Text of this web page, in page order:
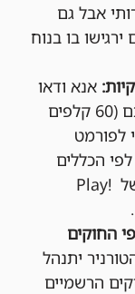
אבל גם
ירגישו בו בנוח
אנא ודאו
שהדק שלכם (60 קלפים
לפורמט
Standard לפי הכללים
העדכניים של Play!
החוקים
יתנהל
הרשמיים